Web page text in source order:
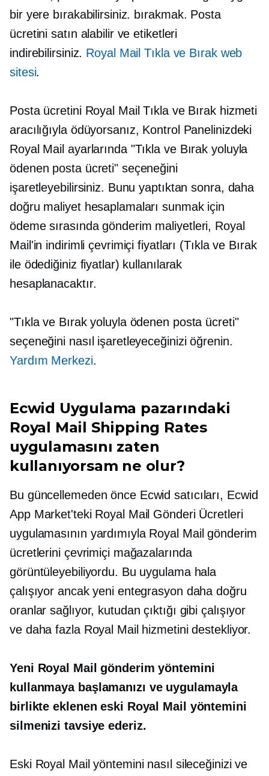
bir yere bırakabilirsiniz. bırakmak. Posta
ücretini satın alabilir ve etiketleri
indirebilirsiniz. Royal Mail Tıkla ve Bırak web
sitesi.
Posta ücretini Royal Mail Tıkla ve Bırak hizmeti
aracılığıyla ödüyorsanız, Kontrol Panelinizdeki
Royal Mail ayarlarında "Tıkla ve Bırak yoluyla
ödenen posta ücreti" seçeneğini
işaretleyebilirsiniz. Bunu yaptıktan sonra, daha
doğru maliyet hesaplamaları sunmak için
ödeme sırasında gönderim maliyetleri, Royal
Mail'in indirimli çevrimiçi fiyatları (Tıkla ve Bırak
ile ödediğiniz fiyatlar) kullanılarak
hesaplanacaktır.
"Tıkla ve Bırak yoluyla ödenen posta ücreti"
seçeneğini nasıl işaretleyeceğinizi öğrenin.
Yardım Merkezi.
Ecwid Uygulama pazarındaki
Royal Mail Shipping Rates
uygulamasını zaten
kullanıyorsam ne olur?
Bu güncellemeden önce Ecwid satıcıları, Ecwid
App Market'teki Royal Mail Gönderi Ücretleri
uygulamasının yardımıyla Royal Mail gönderim
ücretlerini çevrimiçi mağazalarında
görüntüleyebiliyordu. Bu uygulama hala
çalışıyor ancak yeni entegrasyon daha doğru
oranlar sağlıyor, kutudan çıktığı gibi çalışıyor
ve daha fazla Royal Mail hizmetini destekliyor.
Yeni Royal Mail gönderim yöntemini
kullanmaya başlamanızı ve uygulamayla
birlikte eklenen eski Royal Mail yöntemini
silmenizi tavsiye ederiz.
Eski Royal Mail yöntemini nasıl sileceğinizi ve